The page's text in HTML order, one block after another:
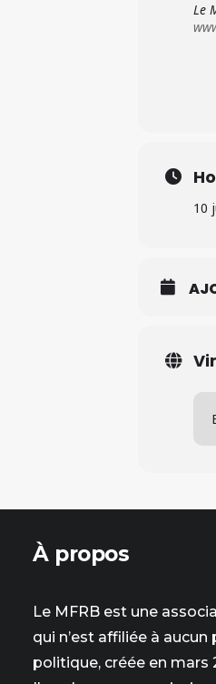
Le
10
À propos
Le MFRB est une
qui n’est affiliée à aucun
politique, créée en mars